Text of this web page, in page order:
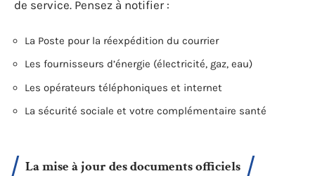
de service. Pensez à notifier :
La Poste pour la réexpédition du courrier
Les fournisseurs d’énergie (électricité, gaz, eau)
Les opérateurs téléphoniques et internet
La sécurité sociale et votre complémentaire santé
La mise à jour des documents officiels